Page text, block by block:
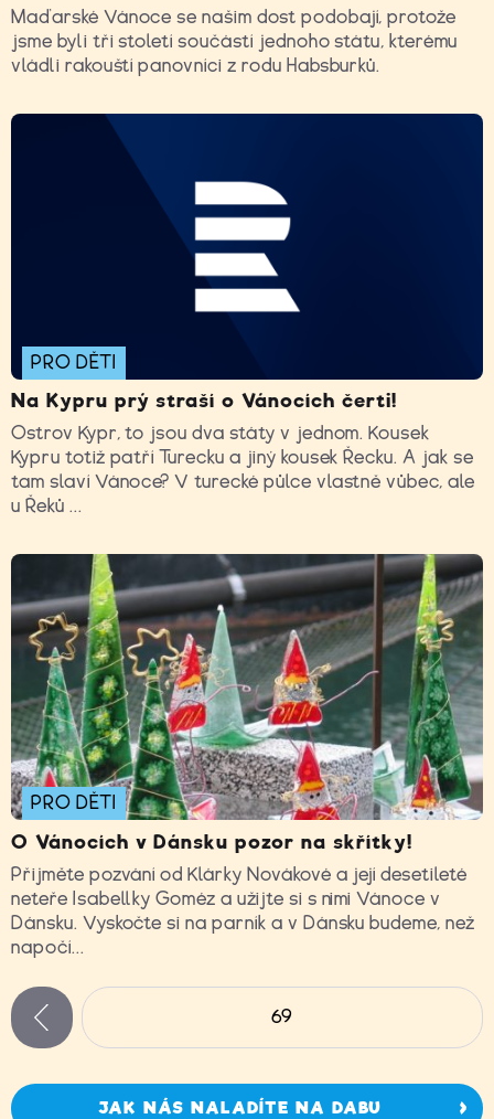
Maďarské Vánoce se našim dost podobají, protože
jsme byli tři století součástí jednoho státu, kterému
vládli rakouští panovníci z rodu Habsburků.
PRO DĚTI
Na Kypru prý straší o Vánocích čerti!
Ostrov Kypr, to jsou dva státy v jednom. Kousek
Kypru totiž patří Turecku a jiný kousek Řecku. A jak se
tam slaví Vánoce? V turecké půlce vlastně vůbec, ale
u Řeků ...
PRO DĚTI
O Vánocích v Dánsku pozor na skřítky!
Přijměte pozvání od Klárky Novákové a její desetileté
neteře Isabellky Goméz a užijte si s nimi Vánoce v
Dánsku. Vyskočte si na parník a v Dánsku budeme, než
napočí...
Stránky
69
JAK NÁS NALADÍTE NA DABU